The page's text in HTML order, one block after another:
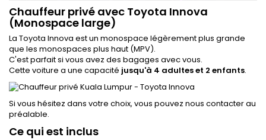
Chauffeur privé avec Toyota Innova
(Monospace large)
La Toyota Innova est un monospace légèrement plus grande
que les monospaces plus haut (MPV).
C'est parfait si vous avez des bagages avec vous.
Cette voiture a une capacité jusqu'à 4 adultes et 2 enfants.
Si vous hésitez dans votre choix, vous pouvez nous contacter au
préalable.
Ce qui est inclus